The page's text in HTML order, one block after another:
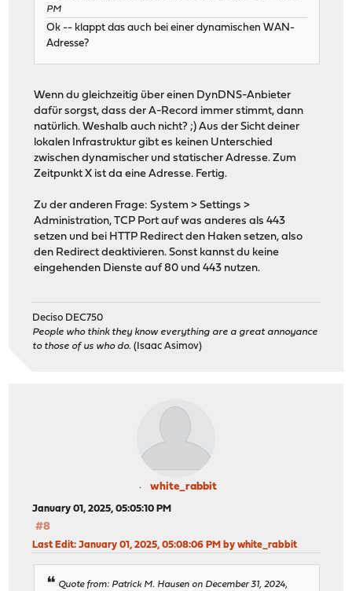
PM
Ok -- klappt das auch bei einer dynamischen WAN-
Adresse?
Wenn du gleichzeitig über einen DynDNS-Anbieter
dafür sorgst, dass der A-Record immer stimmt, dann
natürlich. Weshalb auch nicht? ;) Aus der Sicht deiner
lokalen Infrastruktur gibt es keinen Unterschied
zwischen dynamischer und statischer Adresse. Zum
Zeitpunkt X ist da eine Adresse. Fertig.
Zu der anderen Frage: System > Settings >
Administration, TCP Port auf was anderes als 443
setzen und bei HTTP Redirect den Haken setzen, also
den Redirect deaktivieren. Sonst kannst du keine
eingehenden Dienste auf 80 und 443 nutzen.
Deciso DEC750
People who think they know everything are a great annoyance
to those of us who do. (Isaac Asimov)
white_rabbit
January 01, 2025, 05:05:10 PM
#8
Last Edit: January 01, 2025, 05:08:06 PM by white_rabbit
Quote from: Patrick M. Hausen on December 31, 2024,